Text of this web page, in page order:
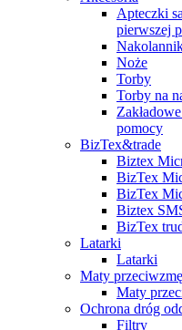
Apteczki
pierwszej
Noże
Torby
Torby na
pomocy
BizTex&trade
Biztex
BizTex
BizTex
Biztex
BizTex
Latarki
Latarki
Maty
Maty
Ochrona dróg
Filtry